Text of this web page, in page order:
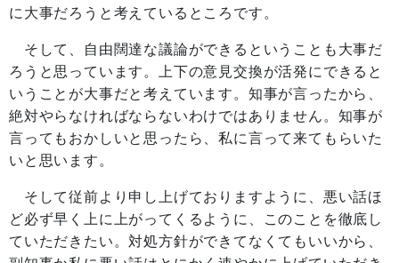
に大事だろうと考えているところです。
そして、自由闊達な議論ができるということも大事だ
ろうと思っています。上下の意見交換が活発にできると
いうことが大事だと考えています。知事が言ったから、
絶対やらなければならないわけではありません。知事が
言ってもおかしいと思ったら、私に言って来てもらいた
いと思います。
そして従前より申し上げておりますように、悪い話ほ
ど必ず早く上に上がってくるように、このことを徹底し
ていただきたい。対処方針ができてなくてもいいから、